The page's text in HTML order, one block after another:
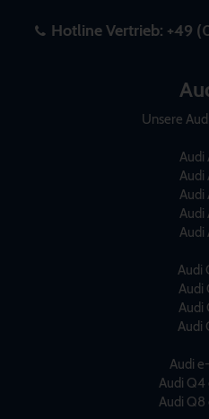
Hotline Vertrieb: +49
Unsere
Audi
Audi
Audi
Audi
Audi
Audi
Audi
Audi
Audi
Audi
Audi
Audi